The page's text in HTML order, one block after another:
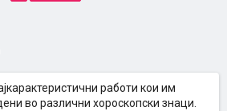
работи кои им
во различни хороскопски знаци.